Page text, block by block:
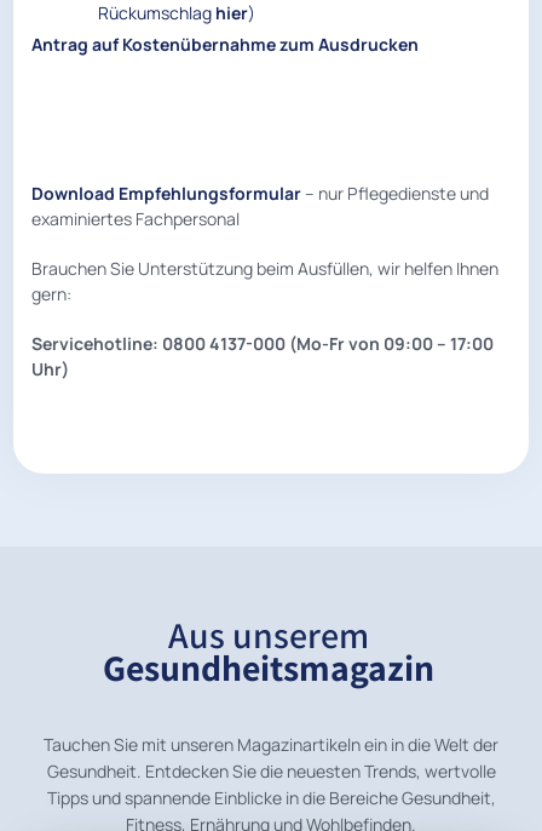
Rückumschlag hier)
Antrag auf Kostenübernahme zum Ausdrucken
Download Empfehlungsformular – nur Pflegedienste und
examiniertes Fachpersonal
Brauchen Sie Unterstützung beim Ausfüllen, wir helfen Ihnen
gern:
Servicehotline: 0800 4137-000 (Mo-Fr von 09:00 – 17:00
Uhr)
Aus unserem
Gesundheitsmagazin
Tauchen Sie mit unseren Magazinartikeln ein in die Welt der
Gesundheit. Entdecken Sie die neuesten Trends, wertvolle
Tipps und spannende Einblicke in die Bereiche Gesundheit,
Fitness, Ernährung und Wohlbefinden.